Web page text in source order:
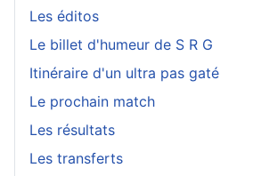
Les éditos
Le billet d'humeur de S R G
Itinéraire d'un ultra pas gaté
Le prochain match
Les résultats
Les transferts